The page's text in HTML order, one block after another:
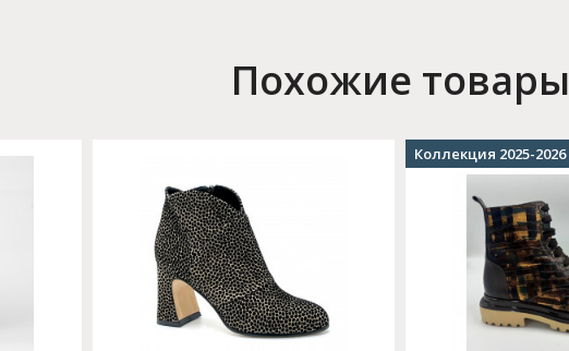
Похожие товары
Коллекция 2025-2026